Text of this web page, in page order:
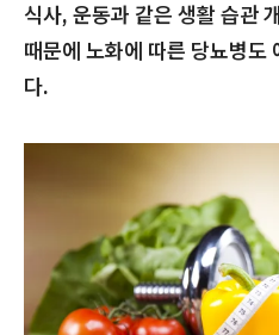
식사, 운동과 같은 생활 습관
때문에 노화에 따른 당뇨병도
다.